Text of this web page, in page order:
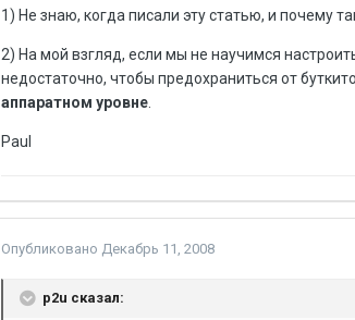
1) Не знаю, когда писали эту статью, и почему
2) На мой взгляд, если мы не научимся
недостаточно, чтобы предохраниться от
аппаратном уровне
Paul
Опубликовано Декабрь 11, 2008
p2u сказал: